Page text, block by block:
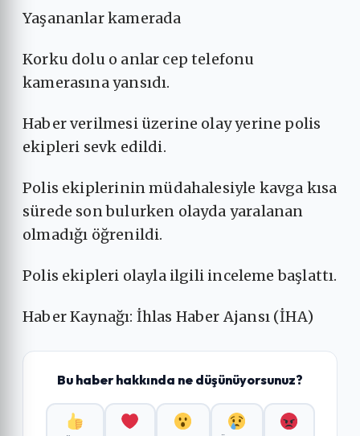
Yaşananlar kamerada
Korku dolu o anlar cep telefonu
kamerasına yansıdı.
Haber verilmesi üzerine olay yerine polis
ekipleri sevk edildi.
Polis ekiplerinin müdahalesiyle kavga kısa
sürede son bulurken olayda yaralanan
olmadığı öğrenildi.
Polis ekipleri olayla ilgili inceleme başlattı.
Haber Kaynağı: İhlas Haber Ajansı (İHA)
Bu haber hakkında ne düşünüyorsunuz?